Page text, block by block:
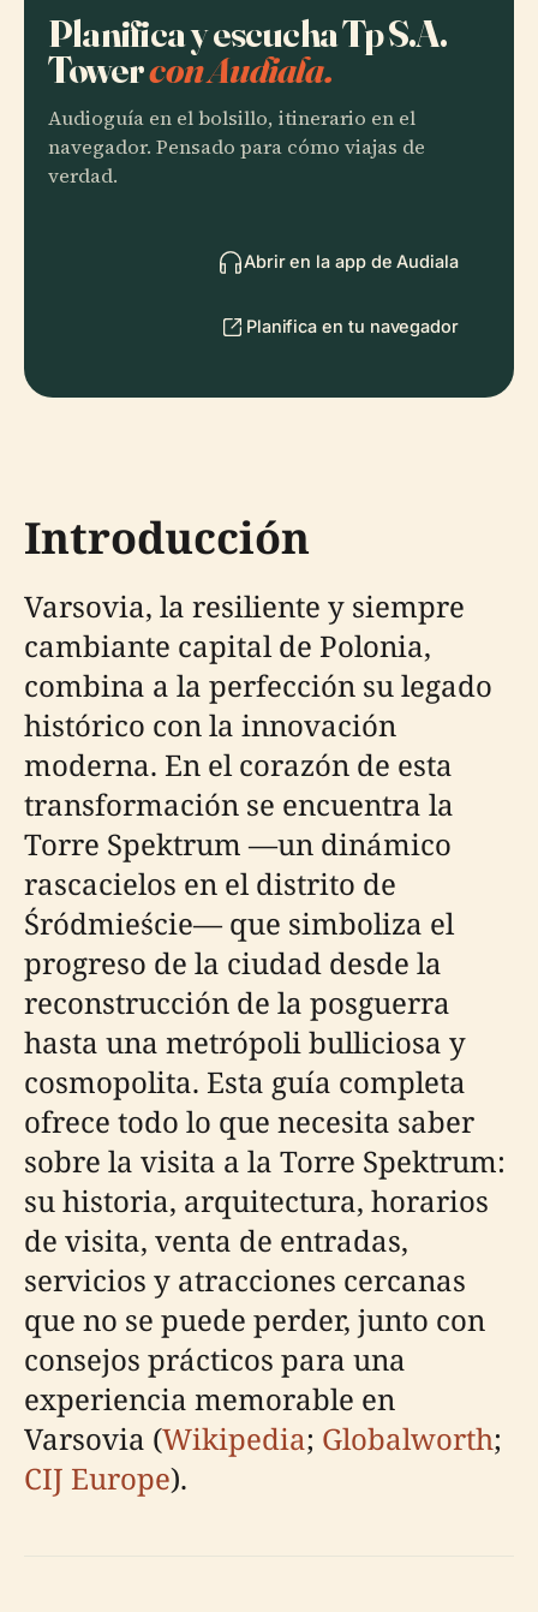
Planifica y escucha Tp S.A.
Towercon Audiala.
Audioguía en el bolsillo, itinerario en el
navegador. Pensado para cómo viajas de
verdad.
Abrir en la app de Audiala
Planifica en tu navegador
Introducción
Varsovia, la resiliente y siempre
cambiante capital de Polonia,
combina a la perfección su legado
histórico con la innovación
moderna. En el corazón de esta
transformación se encuentra la
Torre Spektrum —un dinámico
rascacielos en el distrito de
Śródmieście— que simboliza el
progreso de la ciudad desde la
reconstrucción de la posguerra
hasta una metrópoli bulliciosa y
cosmopolita. Esta guía completa
ofrece todo lo que necesita saber
sobre la visita a la Torre Spektrum:
su historia, arquitectura, horarios
de visita, venta de entradas,
servicios y atracciones cercanas
que no se puede perder, junto con
consejos prácticos para una
experiencia memorable en
Varsovia (Wikipedia; Globalworth;
CIJ Europe).